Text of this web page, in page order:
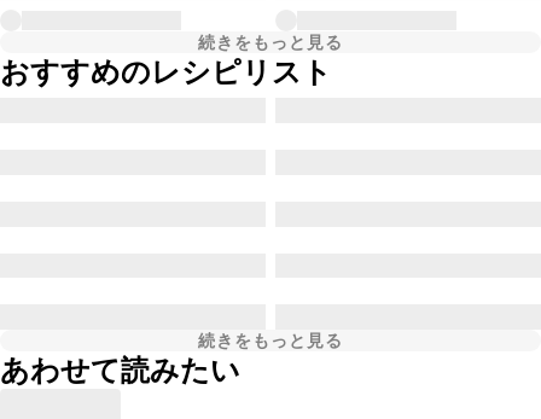
続きをもっと見る
おすすめのレシピリスト
続きをもっと見る
あわせて読みたい